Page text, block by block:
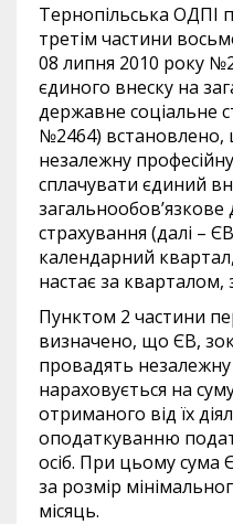
Тернопільська ОДПІ
третім частини
08 липня 2010 року
єдиного внеску на
державне соціальне
№2464) встановлено,
незалежну професійну
сплачувати єдиний
страхування (далі –
календарний
настає за кварталом,
Пунктом 2 частини
визначено, що ЄВ,
провадять незалежну
нараховується на
отриманого від їх
оподаткуванню
осіб. При цьому
за розмір
місяць.